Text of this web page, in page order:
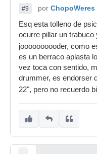
#9 por ChopoWeres
Esq esta tolleno de
ocurre pillar un trabuco
joooooooooder, como
es un berraco aplasta
vez toca con sentido,
drummer, es endorser
22", pero no recuerdo